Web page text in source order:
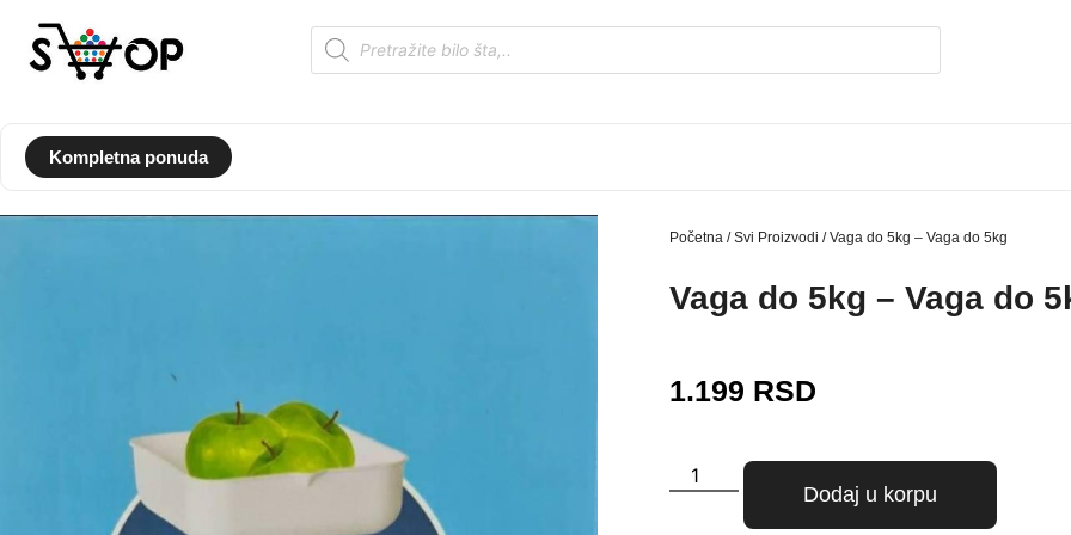
Kompletna ponuda
Početna /Svi Proizvodi / Vaga do 5kg – Vaga do 5kg
Vaga do 5kg – Vaga do
1.199 RSD
Dodaj u korpu